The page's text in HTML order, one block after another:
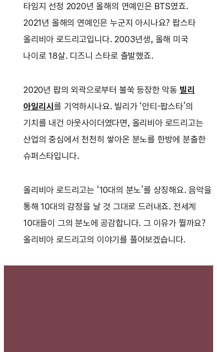
타임지 선정 2020년 올해의 연예인은 BTS였죠.
2021년 올해의 연예인은 누군지 아시나요? 팝스타
올리비아 로드리고입니다. 2003년생, 올해 미국
나이로 18살. 디즈니 스타로 출발했죠.
2020년 팝의 외곽으로부터 불쑥 등장한 악동 빌리
아일리시를 기억하시나요. 빌리가 ‘안티-팝스타’의
기치를 내건 아웃사이더였다면, 올리비아 로드리고는
산업의 중심에서 천천히 쌓아온 분노를 한방에 분출한
슈퍼스타입니다.
올리비아 로드리고는 ‘10대의 분노’를 상징해요. 음악을
통해 10대의 감정을 날 것 그대로 드러내죠. 전세계
10대들이 그의 분노에 공감합니다. 그 이유가 뭘까요?
올리비아 로드리고의 이야기를 풀어보겠습니다.